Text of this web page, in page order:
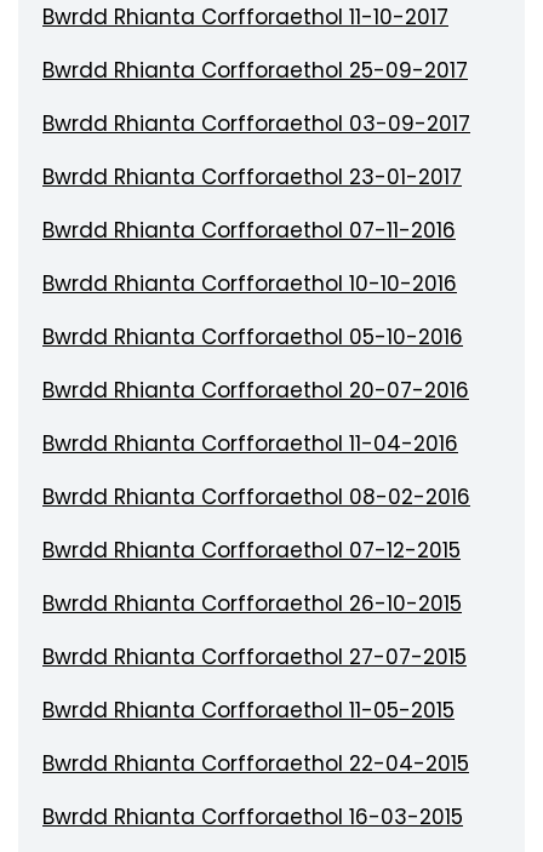
Bwrdd Rhianta Corfforaethol 11-10-2017
Bwrdd Rhianta Corfforaethol 25-09-2017
Bwrdd Rhianta Corfforaethol 03-09-2017
Bwrdd Rhianta Corfforaethol 23-01-2017
Bwrdd Rhianta Corfforaethol 07-11-2016
Bwrdd Rhianta Corfforaethol 10-10-2016
Bwrdd Rhianta Corfforaethol 05-10-2016
Bwrdd Rhianta Corfforaethol 20-07-2016
Bwrdd Rhianta Corfforaethol 11-04-2016
Bwrdd Rhianta Corfforaethol 08-02-2016
Bwrdd Rhianta Corfforaethol 07-12-2015
Bwrdd Rhianta Corfforaethol 26-10-2015
Bwrdd Rhianta Corfforaethol 27-07-2015
Bwrdd Rhianta Corfforaethol 11-05-2015
Bwrdd Rhianta Corfforaethol 22-04-2015
Bwrdd Rhianta Corfforaethol 16-03-2015